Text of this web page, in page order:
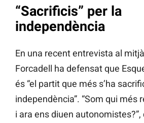
“Sacrificis” per la
independència
En una recent entrevista al mitjà
Forcadell ha defensat que
és “el partit que més s’ha
independència”. “Som qui més
i ara ens diuen autonomistes?”,